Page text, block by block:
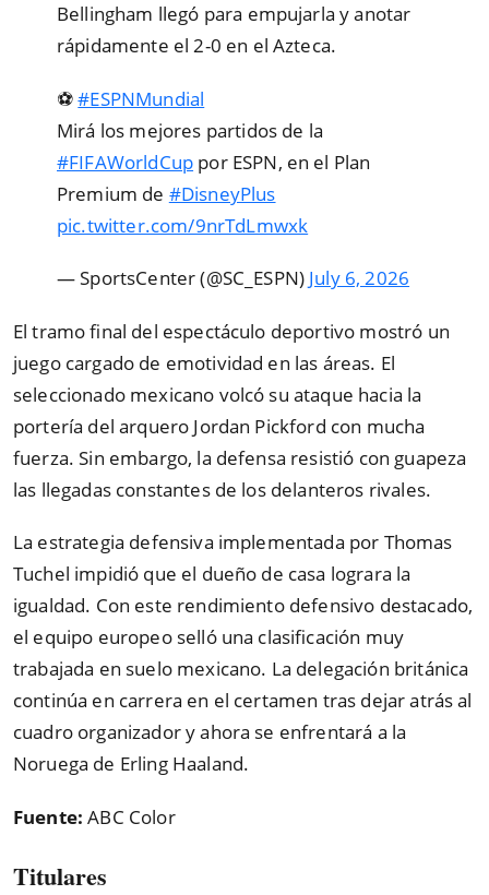
Bellingham llegó para empujarla y anotar
rápidamente el 2-0 en el Azteca.
⚽#ESPNMundial
Mirá los mejores partidos de la
#FIFAWorldCup por ESPN, en el Plan
Premium de #DisneyPlus
pic.twitter.com/9nrTdLmwxk
— SportsCenter (@SC_ESPN) July 6, 2026
El tramo final del espectáculo deportivo mostró un
juego cargado de emotividad en las áreas. El
seleccionado mexicano volcó su ataque hacia la
portería del arquero Jordan Pickford con mucha
fuerza. Sin embargo, la defensa resistió con guapeza
las llegadas constantes de los delanteros rivales.
La estrategia defensiva implementada por Thomas
Tuchel impidió que el dueño de casa lograra la
igualdad. Con este rendimiento defensivo destacado,
el equipo europeo selló una clasificación muy
trabajada en suelo mexicano. La delegación británica
continúa en carrera en el certamen tras dejar atrás al
cuadro organizador y ahora se enfrentará a la
Noruega de Erling Haaland.
Fuente:ABC Color
Titulares